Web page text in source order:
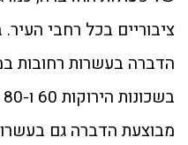
ציבוריים בכל רחבי
הדברה בעשרות רחובות
מבוצעת הדברה גם